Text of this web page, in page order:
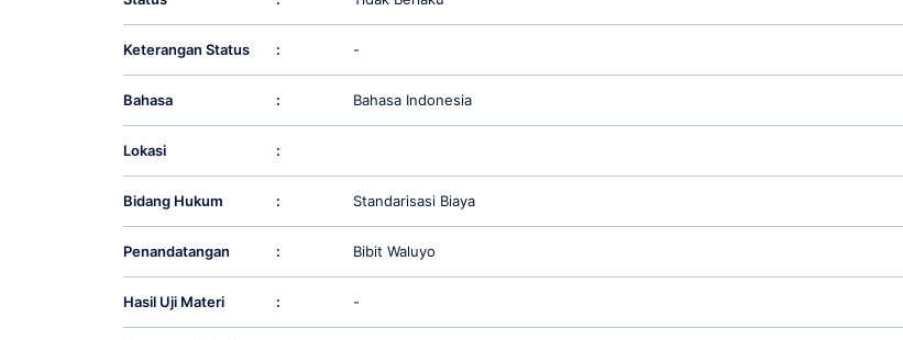
Keterangan Status : -
Bahasa : Bahasa Indonesia
Lokasi :
Bidang Hukum : Standarisasi Biaya
Penandatangan : Bibit Waluyo
Hasil Uji Materi : -